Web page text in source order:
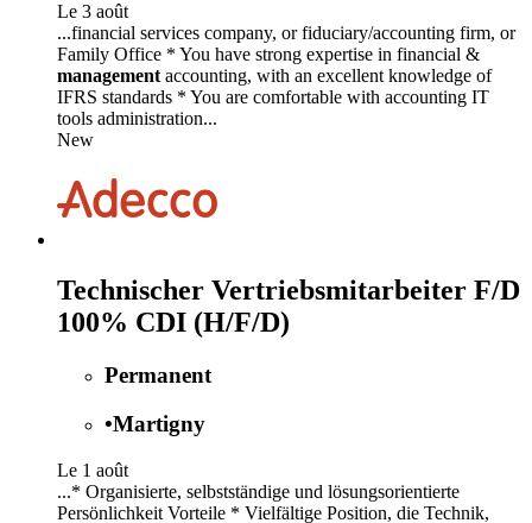
Le 3 août
...financial services company, or fiduciary/accounting firm, or
Family Office * You have strong expertise in financial &
management accounting, with an excellent knowledge of
IFRS standards * You are comfortable with accounting IT
tools administration...
New
Technischer Vertriebsmitarbeiter F/D
100% CDI (H/F/D)
Permanent
•Martigny
Le 1 août
...* Organisierte, selbstständige und lösungsorientierte
Persönlichkeit Vorteile * Vielfältige Position, die Technik,